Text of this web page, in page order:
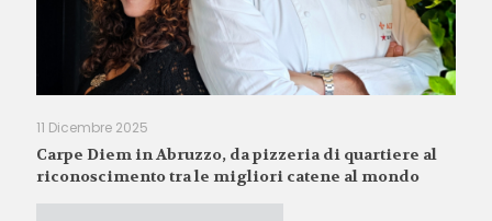
11 Dicembre 2025
Carpe Diem in Abruzzo, da pizzeria di quartiere al
riconoscimento tra le migliori catene al mondo